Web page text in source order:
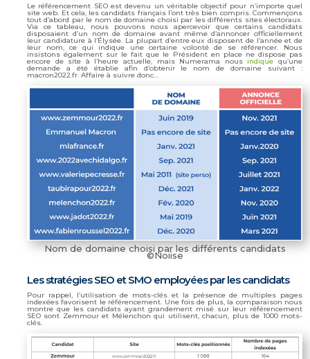
Le référencement SEO est devenu un véritable objectif pour n’importe quel
site web. Et cela, les candidats français l’ont très bien compris. Commençons
tout d’abord par le nom de domaine choisi par les différents sites électoraux.
Via ce tableau, nous pouvons nous apercevoir que certains candidats
disposaient d’un nom de domaine avant même d’annoncer officiellement
leur candidature à l’Élysée. La plupart d’entre eux disposent de l’année et de
leur nom, ce qui indique une certaine volonté de se référencer. Nous
insistons également sur le fait que le Président en place ne dispose pas
encore de site à l’heure actuelle, mais Numerama nous indique qu’une
demande a été établie afin d’obtenir le nom de domaine suivant :
macron2022.fr. Affaire à suivre donc…
Nom de domaine choisi par les différents candidats
©Noiise
Les stratégies SEO et SMO employées par les candidats
Pour rappel, l’utilisation de mots-clés et la présence de multiples pages
indexées favorisent le référencement. Une fois de plus, la comparaison nous
montre que les candidats ayant grandement misé sur leur référencement
SEO sont Zemmour et Mélenchon qui utilisent, chacun, plus de 1000 mots-
clés.